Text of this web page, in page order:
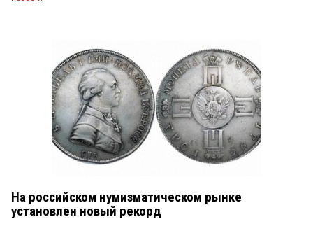
На российском нумизматическом рынке
установлен новый рекорд